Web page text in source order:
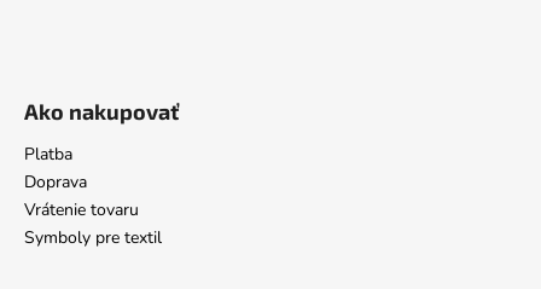
Ako nakupovať
Platba
Doprava
Vrátenie tovaru
Symboly pre textil